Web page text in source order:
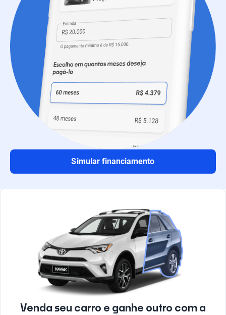
Simular financiamento
Venda seu carro e ganhe outro com a